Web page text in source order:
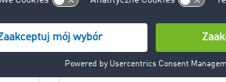
Prawo transportowe